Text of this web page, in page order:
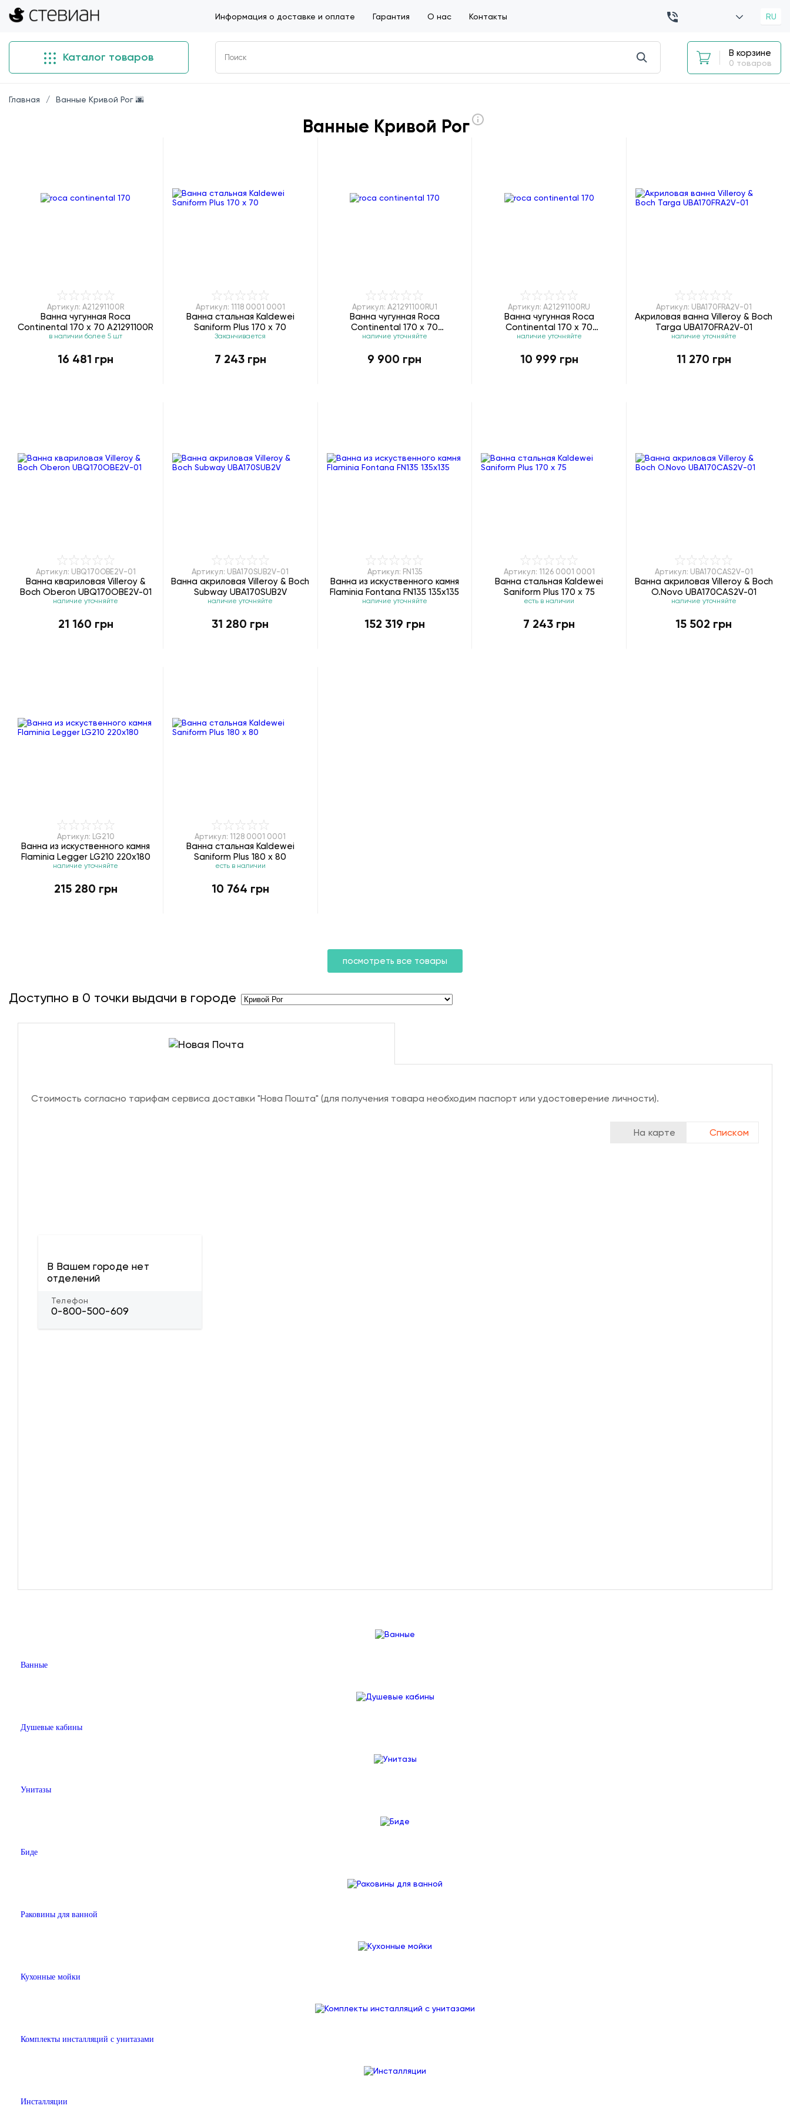
Информация о доставке и оплате Гарантия О нас Контакты RU
Каталог товаров В корзине
0 товаров
Главная Ванные Кривой Рог 🌆
Ванные Кривой Рог
Артикул: A21291100R
Ванна чугунная Roca
Continental 170 x 70 A21291100R
в наличии более 5 шт
16 481 грн
Артикул: 1118 0001 0001
Ванна стальная Kaldewei
Saniform Plus 170 х 70
Заканчивается
7 243 грн
Артикул: A21291100RU1
Ванна чугунная Roca
Continental 170 x 70
A21291100RU1
наличие уточняйте
9 900 грн
Артикул: A21291100RU
Ванна чугунная Roca
Continental 170 x 70
A21291100RU
наличие уточняйте
10 999 грн
Артикул: UBA170FRA2V-01
Акриловая ванна Villeroy & Boch
Targa UBA170FRA2V-01
наличие уточняйте
11 270 грн
Артикул: UBQ170OBE2V-01
Ванна квариловая Villeroy &
Boch Oberon UBQ170OBE2V-01
наличие уточняйте
21 160 грн
Артикул: UBA170SUB2V-01
Ванна акриловая Villeroy & Boch
Subway UBA170SUB2V
наличие уточняйте
31 280 грн
Артикул: FN135
Ванна из искуственного камня
Flaminia Fontana FN135 135х135
наличие уточняйте
152 319 грн
Артикул: 1126 0001 0001
Ванна стальная Kaldewei
Saniform Plus 170 х 75
есть в наличии
7 243 грн
Артикул: UBA170CAS2V-01
Ванна акриловая Villeroy & Boch
O.Novo UBA170CAS2V-01
наличие уточняйте
15 502 грн
Артикул: LG210
Ванна из искуственного камня
Flaminia Legger LG210 220х180
наличие уточняйте
215 280 грн
Артикул: 1128 0001 0001
Ванна стальная Kaldewei
Saniform Plus 180 х 80
есть в наличии
10 764 грн
посмотреть все товары
Доступно в 0 точки выдачи в городе
Стоимость согласно тарифам сервиса доставки "Нова Пошта" (для получения товара необходим паспорт или удостоверение личности).
На карте Списком
В Вашем городе нет
отделений
Телефон
0-800-500-609
Ванные
Душевые кабины
Унитазы
Биде
Раковины для ванной
Кухонные мойки
Комплекты инсталляций с унитазами
Инсталляции